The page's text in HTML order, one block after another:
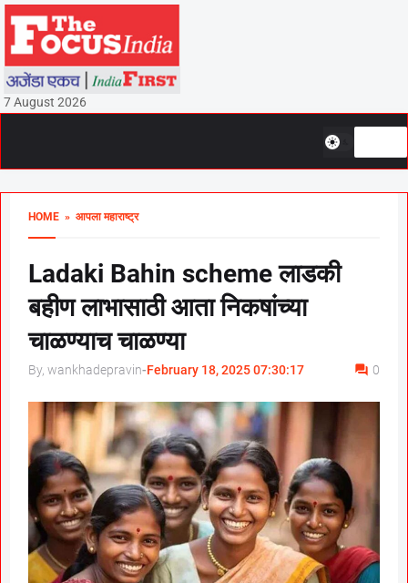
7 August 2026
HOME » आपला महाराष्ट्र
Ladaki Bahin scheme लाडकी
बहीण लाभासाठी आता निकषांच्या
चाळण्याच चाळण्या
By, wankhadepravin-February 18, 2025 07:30:17 0